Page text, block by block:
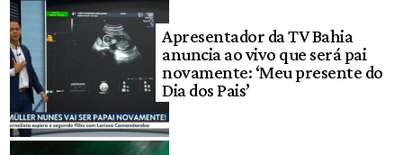
Apresentador da TV Bahia
anuncia ao vivo que será pai
novamente: ‘Meu presente do
Dia dos Pais’